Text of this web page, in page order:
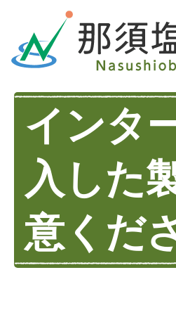
インタ
入した
意くだ